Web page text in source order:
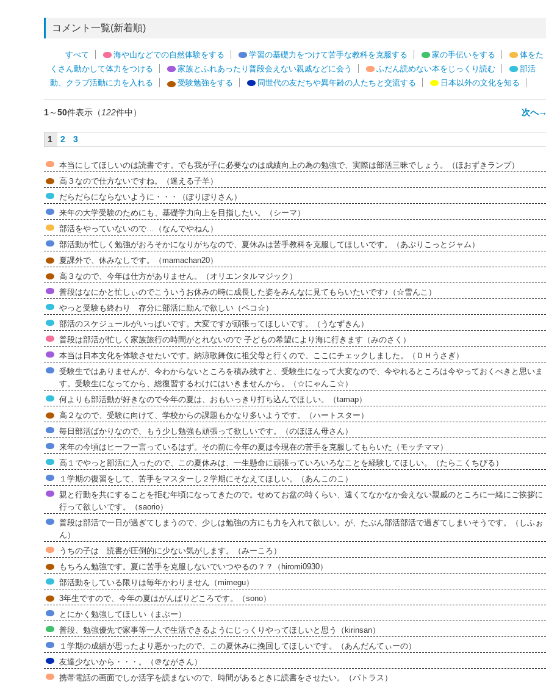
コメント一覧(新着順)
すべて 海や山などでの自然体験をする 学習の基礎力をつけて苦手な教科を克服する 家の手伝いをする
体をた
くさん動かして体力をつける
家族とふれあったり普段会えない親戚などに会う ふだん読めない本をじっくり読む
部活
動、クラブ活動に力を入れる
受験勉強をする 同世代の友だちや異年齢の人たちと交流する 日本以外の文化を知る
1～50件表示（ 122件中） 次へ→
1 2 3
本当にしてほしいのは読書です。でも我が子に必要なのは成績向上の為の勉強で、実際は部活三昧でしょう。（ほおずきランプ）
高３なので仕方ないですね。（迷える子羊）
だらだらにならないように・・・（ぽりぽりさん）
来年の大学受験のためにも、基礎学力向上を目指したい。（シーマ）
部活をやっていないので…（なんでやねん）
部活動が忙しく勉強がおろそかになりがちなので、夏休みは苦手教科を克服してほしいです。（あぷりこっとジャム）
夏課外で、休みなしです。（mamachan20）
高３なので、今年は仕方がありません。（オリエンタルマジック）
普段はなにかと忙しぃのでこういうお休みの時に成長した姿をみんなに見てもらいたいです♪（☆雪んこ）
やっと受験も終わり 存分に部活に励んで欲しい（ペコ☆）
部活のスケジュールがいっぱいです。大変ですが頑張ってほしいです。（うなずきん）
普段は部活が忙しく家族旅行の時間がとれないので 子どもの希望により海に行きます（みのさく）
本当は日本文化を体験させたいです。納涼歌舞伎に祖父母と行くので、ここにチェックしました。（ＤＨうさぎ）
受験生ではありませんが、今わからないところを積み残すと、受験生になって大変なので、今やれるところは今やっておくべきと思いま
す。受験生になってから、総復習するわけにはいきませんから。（☆にゃんこ☆）
何よりも部活動が好きなので今年の夏は、おもいっきり打ち込んでほしい。（tamap）
高２なので、受験に向けて、学校からの課題もかなり多いようです。（ハートスター）
毎日部活ばかりなので、もう少し勉強も頑張って欲しいです。（のほほん母さん）
来年の今頃はヒーフー言っているはず。その前に今年の夏は今現在の苦手を克服してもらいた（モッチママ）
高１でやっと部活に入ったので、この夏休みは、一生懸命に頑張っていろいろなことを経験してほしい。（たらこくちびる）
１学期の復習をして、苦手をマスターし２学期にそなえてほしい。（あんこのこ）
親と行動を共にすることを拒む年頃になってきたので。せめてお盆の時くらい、遠くてなかなか会えない親戚のところに一緒にご挨拶に
行って欲しいです。（saorio）
普段は部活で一日が過ぎてしまうので、少しは勉強の方にも力を入れて欲しい。が、たぶん部活部活で過ぎてしまいそうです。（しふぉ
ん）
うちの子は 読書が圧倒的に少ない気がします。（みーころ）
もちろん勉強です。夏に苦手を克服しないでいつやるの？？（hiromi0930）
部活動をしている限りは毎年かわりません（mimegu）
3年生ですので、今年の夏はがんばりどころです。（sono）
とにかく勉強してほしい（まぶー）
普段、勉強優先で家事等一人で生活できるようにじっくりやってほしいと思う（kirinsan）
１学期の成績が思ったより悪かったので、この夏休みに挽回してほしいです。（あんだんてぃーの）
友達少ないから・・・。（＠ながさん）
携帯電話の画面でしか活字を読まないので、時間があるときに読書をさせたい。（パトラス）